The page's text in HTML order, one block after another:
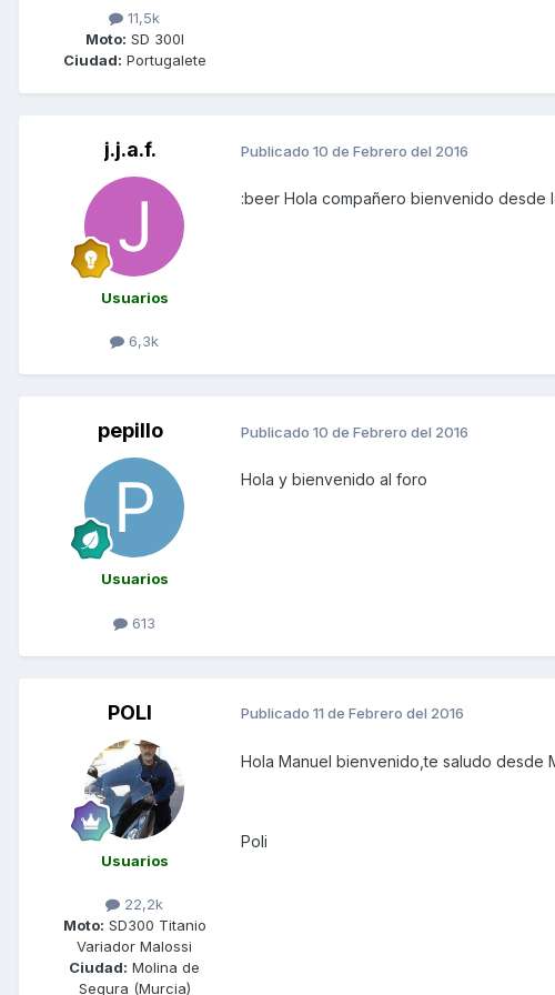
11,5k
Moto: SD 300I
Ciudad: Portugalete
j.j.a.f.
Usuarios
6,3k
Publicado 10 de Febrero del 2016
:beer Hola compañero bienvenido desde
pepillo
Usuarios
613
Publicado 10 de Febrero del 2016
Hola y bienvenido al foro
POLI
Usuarios
22,2k
Moto: SD300 Titanio
Variador Malossi
Ciudad: Molina de
Segura (Murcia)
Publicado 11 de Febrero del 2016
Hola Manuel bienvenido,te saludo desde
Poli